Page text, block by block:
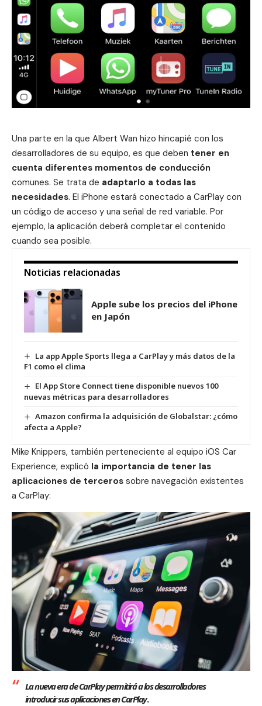
Una parte en la que Albert Wan hizo hincapié con los
desarrolladores de su equipo, es que deben tener en
cuenta diferentes momentos de conducción
comunes. Se trata de adaptarlo a todas las
necesidades. El iPhone estará conectado a CarPlay con
un código de acceso y una señal de red variable. Por
ejemplo, la aplicación deberá completar el contenido
cuando sea posible.
Noticias relacionadas
Apple sube los precios del iPhone
en Japón
La app Apple Sports llega a CarPlay y más datos de la
F1 como el clima
El App Store Connect tiene disponible nuevos 100
nuevas métricas para desarrolladores
Amazon confirma la adquisición de Globalstar: ¿cómo
afecta a Apple?
Mike Knippers, también perteneciente al equipo iOS Car
Experience, explicó la importancia de tener las
aplicaciones de terceros sobre navegación existentes
a CarPlay:
La nueva era de CarPlay permitirá a los desarrolladores
introducir sus aplicaciones en CarPlay.